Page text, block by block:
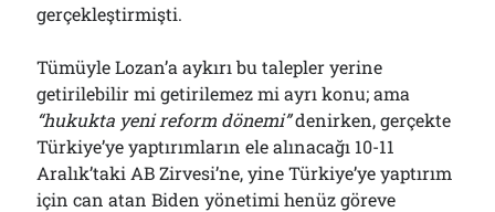
gerçekleştirmişti.
Tümüyle Lozan’a aykırı bu talepler yerine
getirilebilir mi getirilemez mi ayrı konu; ama
“hukukta yeni reform dönemi”denirken, gerçekte
Türkiye’ye yaptırımların ele alınacağı 10-11
Aralık’taki AB Zirvesi’ne, yine Türkiye’ye yaptırım
için can atan Biden yönetimi henüz göreve